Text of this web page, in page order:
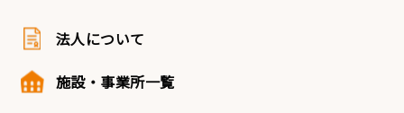
法人について
施設・事業所一覧